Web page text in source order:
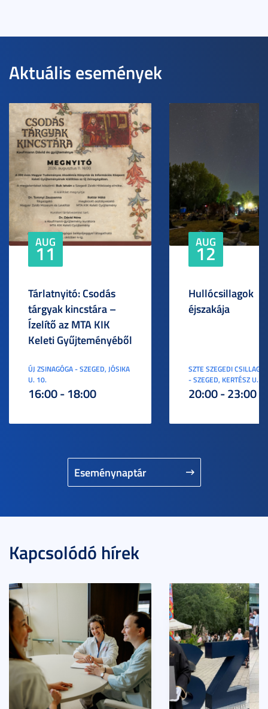
Aktuális események
Eseménynaptár
AUG
11
Tárlatnyitó: Csodás
tárgyak kincstára –
Ízelítő az MTA KIK
Keleti Gyűjteményéből
ÚJ ZSINAGÓGA - SZEGED, JÓSIKA
U. 10.
16:00 - 18:00
AUG
12
Hullócsillagok
éjszakája
SZTE SZEGEDI
- SZEGED, KERTÉSZ U. 3.
20:00 - 23:00
Kapcsolódó hírek